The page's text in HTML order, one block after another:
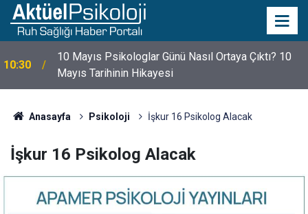
10:30
10 Mayıs Psikologlar Günü Nasıl Ortaya Çıktı? 10
Mayıs Tarihinin Hikayesi
Anasayfa Psikoloji İşkur 16 Psikolog Alacak
İşkur 16 Psikolog Alacak